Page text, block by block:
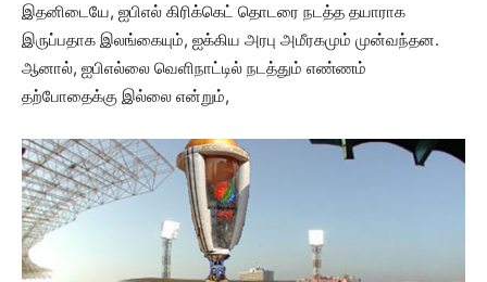
இதனிடையே, ஐபிஎல் கிரிக்கெட் தொடரை நடத்த தயாராக
இருப்பதாக இலங்கையும், ஐக்கிய அரபு அமீரகமும் முன்வந்தன.
ஆனால், ஐபிஎல்லை வெளிநாட்டில் நடத்தும் எண்ணம்
தற்போதைக்கு இல்லை என்றும்,